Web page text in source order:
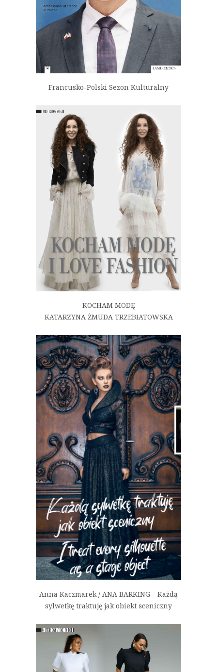
Francusko-Polski Sezon Kulturalny
KOCHAM MODĘ
KATARZYNA ŻMUDA TRZEBIATOWSKA
Anna Kaczmarek / ANA BARKING – Każdą
sylwetkę traktuję jak obiekt sceniczny